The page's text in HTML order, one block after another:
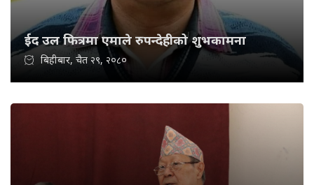
ईद उल फित्रमा एमाले रुपन्देहीको शुभकामना
बिहीबार, चैत २९, २०८०